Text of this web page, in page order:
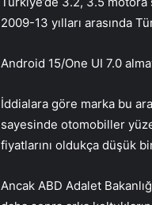
2009-13 yılları arasında
Android 15/One UI 7.0
İddialara göre marka bu
sayesinde otomobiller
fiyatlarını oldukça düşük
Ancak ABD Adalet